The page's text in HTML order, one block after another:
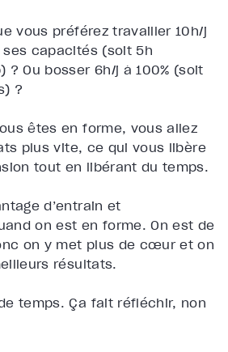
vous préférez travailler 10h/j
ses capacités (soit 5h
Ou bosser 6h/j à 100% (soit
?
êtes en forme, vous allez
plus vite, ce qui vous libère
tout en libérant du temps.
d’entrain et
on est en forme. On est de
on y met plus de cœur et on
résultats.
temps. Ça fait réfléchir, non